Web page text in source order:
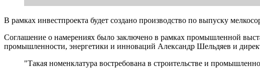
В рамках инвестпроекта будет создано производство по выпуску
Соглашение о намерениях было заключено в рамках промышленной
промышленности, энергетики и инноваций Александр Шельдяев и
"Такая номенклатура востребована в строительстве и